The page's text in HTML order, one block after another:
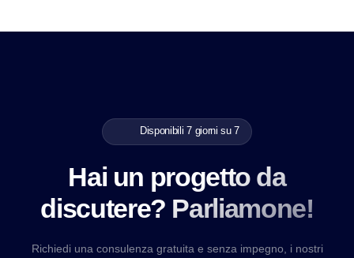
Disponibili 7 giorni su 7
Hai un progetto da
discutere? Parliamone!
Richiedi una consulenza gratuita e senza impegno, i nostri